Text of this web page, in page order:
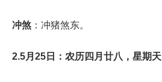
冲煞 ：冲猪煞东。
2.5月25日：农历四月廿八，星期天